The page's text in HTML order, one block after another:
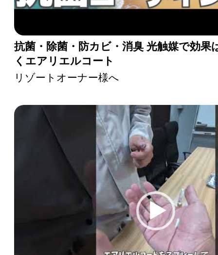
抗菌・除菌・防カビ・消臭 光触媒で効果
くエアリエルコート
リゾートオーナー様へ